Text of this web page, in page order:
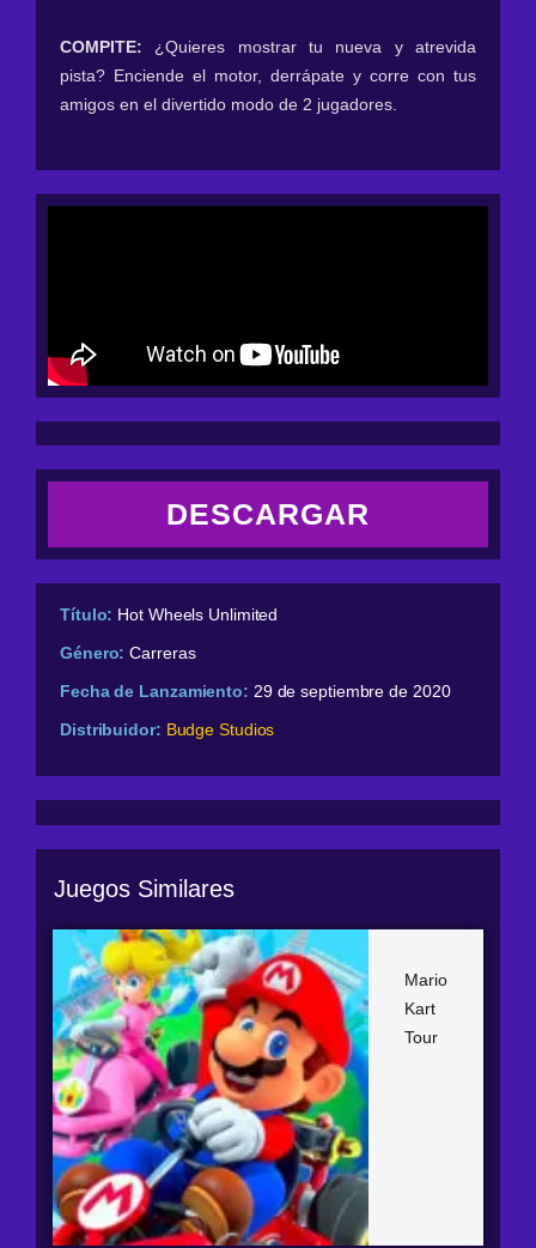
COMPITE: ¿Quieres mostrar tu nueva y atrevida
pista? Enciende el motor, derrápate y corre con tus
amigos en el divertido modo de 2 jugadores.
DESCARGAR
Título: Hot Wheels Unlimited
Género: Carreras
Fecha de Lanzamiento: 29 de septiembre de 2020
Distribuidor: Budge Studios
Juegos Similares
Mario
Kart
Tour